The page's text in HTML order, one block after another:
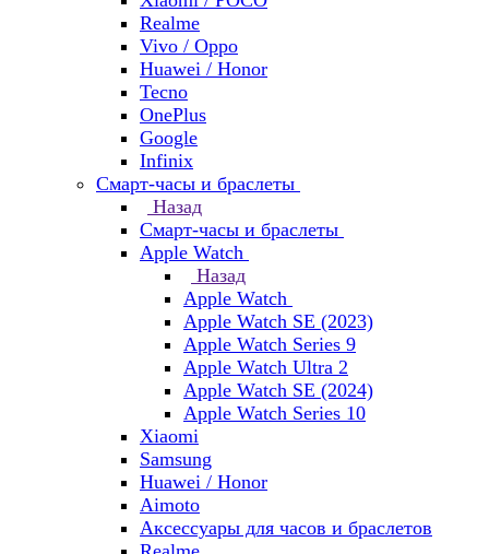
Realme
Vivo / Oppo
Huawei / Honor
Tecno
OnePlus
Google
Infinix
Смарт-часы и браслеты
Назад
Смарт-часы и браслеты
Apple Watch
Назад
Apple Watch
Apple Watch SE (2023)
Apple Watch Series 9
Apple Watch Ultra 2
Apple Watch SE (2024)
Apple Watch Series 10
Xiaomi
Samsung
Huawei / Honor
Aimoto
Аксессуары для часов и браслетов